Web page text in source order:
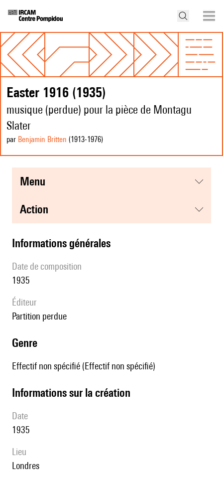
Easter 1916 (1935)
musique (perdue) pour la pièce de Montagu
Slater
par Benjamin Britten (1913-1976)
menu
action
informations générales
date de composition
1935
éditeur
partition perdue
genre
Effectif non spécifié (Effectif non spécifié)
informations sur la création
date
1935
lieu
Londres